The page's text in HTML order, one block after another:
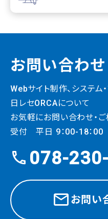
お問い合わせ
Webサイト制作、システム・
日レセORCAについて
お気軽にお問い合わせ・ご
受付 平日 9：00-18：00
078-
お問い